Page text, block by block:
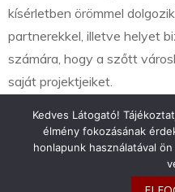
kísérletben örömmel
partnerekkel, illetve helyet
számára, hogy a szőtt
saját projektjeiket.
Kedves Látogató!
élmény fokozásának
honlapunk használatával